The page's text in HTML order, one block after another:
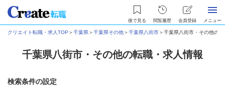
後で見る 閲覧履歴 会員登録 メニュー
クリエイト転職・求人TOP ＞千葉県＞千葉県その他＞千葉県八街市＞千葉県八街市・その他の
千葉県八街市・その他の転職・求人情報
検索条件の設定